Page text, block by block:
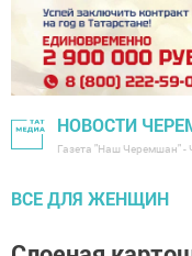
НОВОСТИ
Газета "Наш Черемшан"
ВСЕ ДЛЯ ЖЕНЩИН